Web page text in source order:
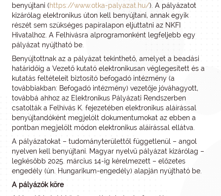
benyújtani (https://www.otka-palyazat.hu/). A pályázatot
kizárólag elektronikus úton kell benyújtani, annak egyik
részét sem szükséges papíralapon eljuttatni az NKFI
Hivatalhoz. A Felhívásra alprogramonként legfeljebb egy
pályázat nyújtható be.
Benyújtottnak az a pályázat tekinthető, amelyet a beadási
határidőig a Vezető kutató elektronikusan véglegesített és a
kutatás feltételeit biztosító befogadó intézmény (a
továbbiakban: Befogadó intézmény) vezetője jóváhagyott,
továbbá ahhoz az Elektronikus Pályázati Rendszerben
csatolták a Felhívás K. fejezetében elektronikus aláírással
benyújtandóként megjelölt dokumentumokat az ebben a
pontban megjelölt módon elektronikus aláírással ellátva.
A pályázatokat – tudományterülettől függetlenül – angol
nyelven kell benyújtani. Magyar nyelvű pályázat kizárólag –
legkésőbb 2025. március 14-ig kérelmezett – előzetes
engedély (ún. Hungarikum-engedély) alapján nyújtható be.
A pályázók köre